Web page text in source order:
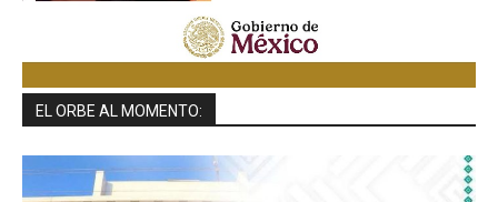
EL ORBE AL MOMENTO: